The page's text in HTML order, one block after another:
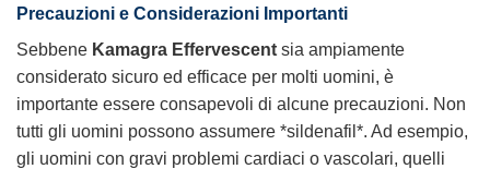
Precauzioni e Considerazioni Importanti
Sebbene Kamagra Effervescent sia ampiamente
considerato sicuro ed efficace per molti uomini, è
importante essere consapevoli di alcune precauzioni. Non
tutti gli uomini possono assumere *sildenafil*. Ad esempio,
gli uomini con gravi problemi cardiaci o vascolari, quelli